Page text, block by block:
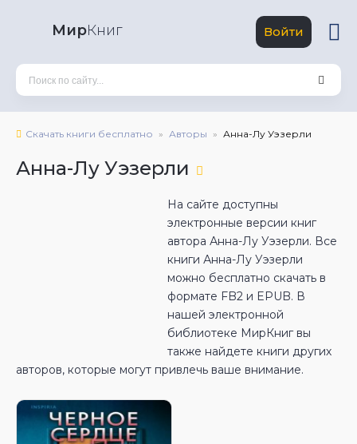
МирКниг Войти
Скачать книги бесплатно Авторы Анна-Лу Уэзерли
Анна-Лу Уэзерли
На сайте доступны
электронные версии книг
автора Анна-Лу Уэзерли. Все
книги Анна-Лу Уэзерли
можно бесплатно скачать в
формате FB2 и EPUB. В
нашей электронной
библиотеке МирКниг вы
также найдете книги других
авторов, которые могут привлечь ваше внимание.